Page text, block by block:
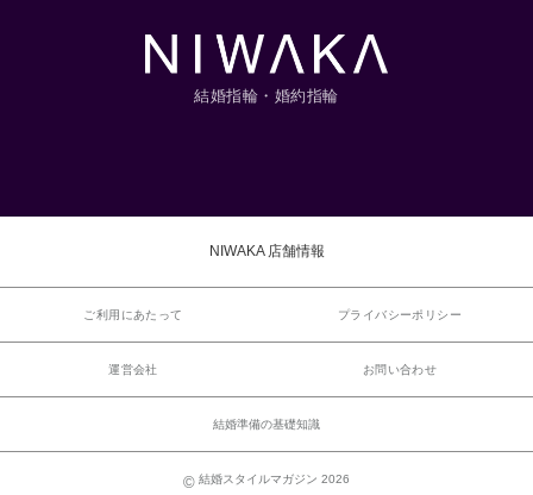
結婚指輪・婚約指輪
NIWAKA 店舗情報
ご利用にあたって プライバシーポリシー
運営会社 お問い合わせ
結婚準備の基礎知識
© 結婚スタイルマガジン 2026